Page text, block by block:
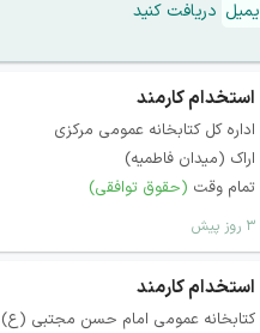
دریافت کنید
استخدام کارمند
اداره کل کتابخانه عمومی مرکزی
اراک (میدان فاطمیه)
تمام وقت (حقوق توافقی)
۳ روز پیش
استخدام کارمند
کتابخانه عمومی امام حسن مجتبی (ع)